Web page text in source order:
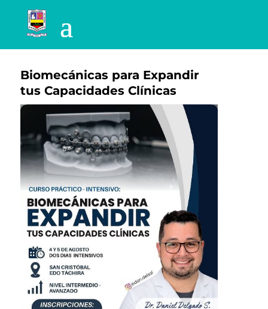
Biomecánicas para Expandir
tus Capacidades Clínicas